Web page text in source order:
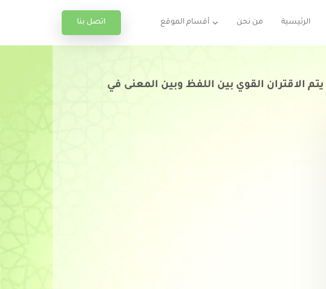
اتصل بنا الرئيسية من نحن أقسام الموقع
الاقتران القوي بين اللفظ وبين المعنى في